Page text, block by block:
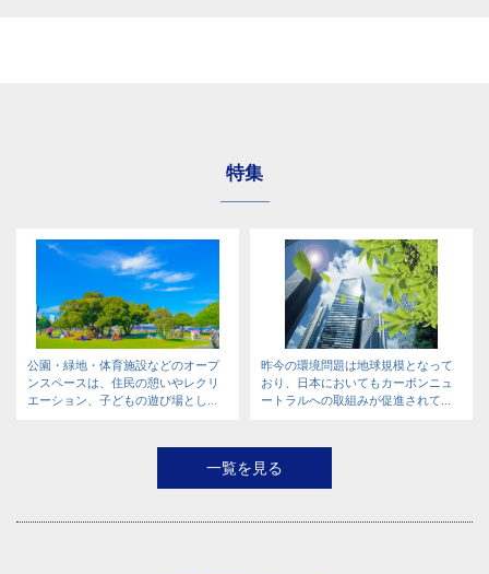
特集
公園・緑地・体育施設などのオープ
ンスペースは、住民の憩いやレクリ
エーション、子どもの遊び場とし...
昨今の環境問題は地球規模となって
おり、日本においてもカーボンニュ
ートラルへの取組みが促進されて...
一覧を見る